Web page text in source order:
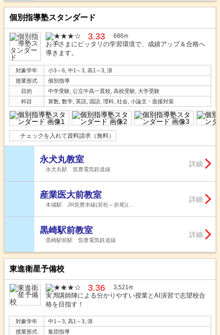
個別指導塾スタンダード
3.33 686件
お子さまにピッタリの学習環境で、成績アップ＆合格へ
導きます。
対象学年
小3～6, 中1～3, 高1～3, 浪
授業形式
個別指導
目的
中学受験, 公立中高一貫校, 高校受験, 大学受験
科目
算数, 数学, 英語, 国語, 理科, 社会, 小論文・面接対策
チェックを入れて資料請求（無料）
永犬丸教室
永犬丸駅 筑豊電気鉄道線
詳細
産業医大前教室
本城駅 JR筑豊本線(若松～折尾)(…
詳細
黒崎駅前教室
黒崎駅前駅 筑豊電気鉄道線
詳細
東進衛星予備校
3.36 3,521件
実力講師陣による分かりやすい授業とAI演習で志望校合
格を目指す！
対象学年
中1～3, 高1～3, 浪
授業形式
集団指導